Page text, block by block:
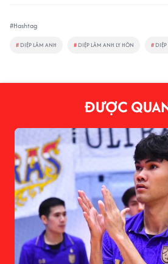
#Hashtag
# DIỆP LÂM ANH # DIỆP LÂM ANH LY HÔN #
ĐƯỢC